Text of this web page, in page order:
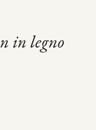
in legno